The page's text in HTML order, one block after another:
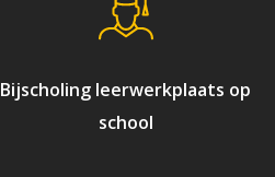
Bijscholing leerwerkplaats op
school